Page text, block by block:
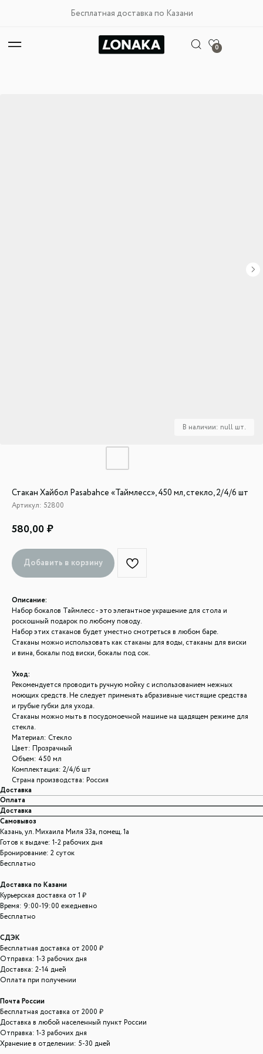
Бесплатная доставка по Казани
0
Стакан Хайбол Pasabahce «Таймлесс», 450 мл, стекло, 2/4/6 шт
Артикул: 52800
580,00₽
Добавить в корзину
Описание:
Набор бокалов Таймлесс - это элегантное украшение для стола и
роскошный подарок по любому поводу.
Набор этих стаканов будет уместно смотреться в любом баре.
Стаканы можно использовать как стаканы для воды, стаканы для виски
и вина, бокалы под виски, бокалы под сок.
Уход:
Рекомендуется проводить ручную мойку с использованием нежных
моющих средств. Не следует применять абразивные чистящие средства
и грубые губки для ухода.
Стаканы можно мыть в посудомоечной машине на щадящем режиме для
стекла.
Материал: Стекло
Цвет: Прозрачный
Объем: 450 мл
Комплектация: 2/4/6 шт
Страна производства: Россия
Доставка
Оплата
Доставка
Самовывоз
Казань, ул. Михаила Миля 33а, помещ. 1а
Готов к выдаче: 1-2 рабочих дня
Бронирование: 2 суток
Бесплатно
Доставка по Казани
Курьерская доставка от 1 ₽
Время: 9:00-19:00 ежедневно
Бесплатно
СДЭК
Бесплатная доставка от 2000 ₽
Отправка: 1-3 рабочих дня
Доставка: 2-14 дней
Оплата при получении
Почта России
Бесплатная доставка от 2000 ₽
Доставка в любой населенный пункт России
Отправка: 1-3 рабочих дня
Хранение в отделении: 5-30 дней